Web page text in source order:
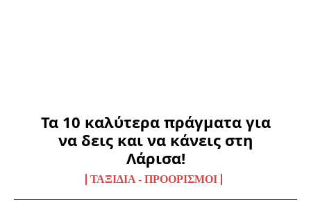
Τα 10 καλύτερα πράγματα για
να δεις και να κάνεις στη
Λάρισα!
ΤΑΞΊΔΙΑ - ΠΡΟΟΡΙΣΜΟΊ